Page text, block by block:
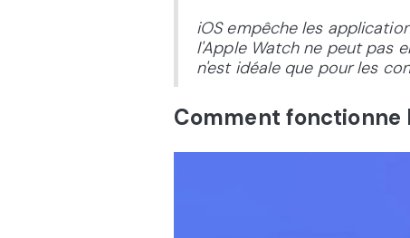
iOS empêche les
l'Apple Watch ne peut pas
n'est idéale que pour les
Comment fonctionne